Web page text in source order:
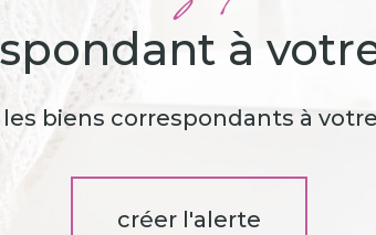
à
biens correspondants à
créer l'alerte